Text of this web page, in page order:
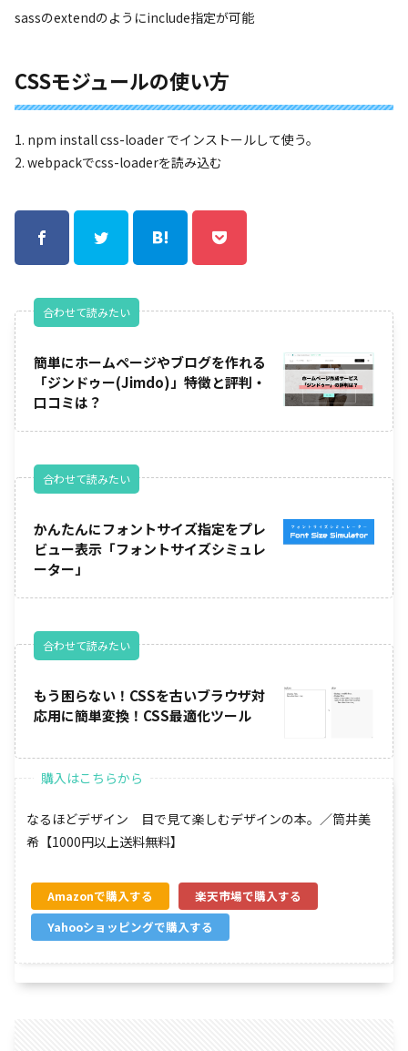
sassのextendのようにinclude指定が可能
CSSモジュールの使い方
1. npm installcss-loader でインストールして使う。
2. webpackでcss-loaderを読み込む
合わせて読みたい
簡単にホームページやブログを作れる
「ジンドゥー(Jimdo)」特徴と評判・
口コミは？
合わせて読みたい
かんたんにフォントサイズ指定をプレ
ビュー表示「フォントサイズシミュレ
ーター」
合わせて読みたい
もう困らない！CSSを古いブラウザ対
応用に簡単変換！CSS最適化ツール
なるほどデザイン 目で見て楽しむデザインの本。／筒井美
希【1000円以上送料無料】
Amazon
楽天市場
Yahooショッピング